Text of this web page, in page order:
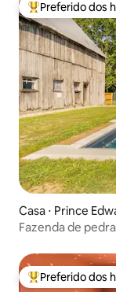
Entre os
Preferido dos
Casa ⋅ Prince
Fazenda de
Entre os
Preferido dos